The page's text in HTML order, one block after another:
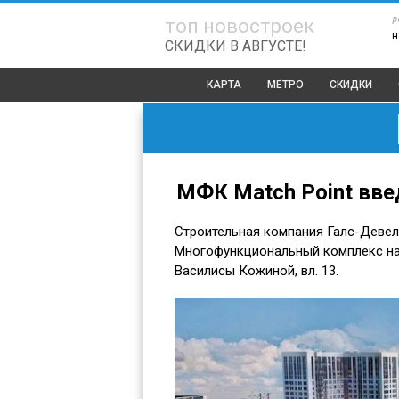
топ новостроек
СКИДКИ В АВГУСТЕ!
КАРТА МЕТРО СКИДКИ
МФК Match Point
Строительная компания Галс-
Многофункциональный комплекс
Василисы Кожиной, вл. 13.